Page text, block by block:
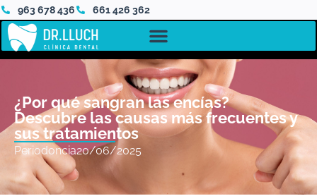
963 678 436 661 426 362
¿Por qué sangran las encías?
Descubre las causas más frecuentes y
sus tratamientos
Periodoncia20/06/2025